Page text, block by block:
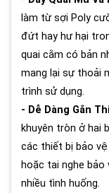
làm từ sợi Poly
đứt hay hư hại
quai cằm có bản
mang lại sự thoải
trình sử dụng.
- Dễ Dàng Gắn
khuyên tròn ở hai
các thiết bị bảo
hoặc tai nghe bảo
nhiều tình huống.